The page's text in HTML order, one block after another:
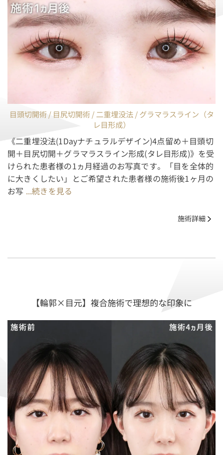
目頭切開術 / 目尻切開術 / 二重埋没法 / グラマラスライン（タ
レ目形成）
《二重埋没法(1Dayナチュラルデザイン)4点留め＋目頭切
開＋目尻切開＋グラマラスライン形成(タレ目形成)》を受
けられた患者様の1ヵ月経過のお写真です。「目を全体的
に大きくしたい」とご希望された患者様の施術後1ヶ月の
お写 ...続きを見る
施術詳細
【輪郭×目元】複合施術で理想的な印象に